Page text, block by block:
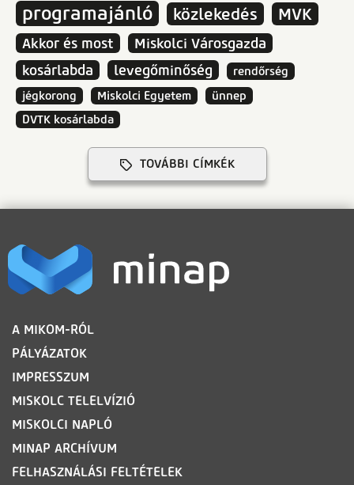
programajánló
közlekedés MVK
Akkor és most
Miskolci Városgazda
kosárlabda
levegőminőség
rendőrség
jégkorong
Miskolci Egyetem
ünnep
DVTK kosárlabda
TOVÁBBI CÍMKÉK
LÁBLÉC
A MIKOM-RÓL
PÁLYÁZATOK
IMPRESSZUM
MISKOLC TELELVÍZIÓ
MISKOLCI NAPLÓ
MINAP ARCHÍVUM
FELHASZNÁLÁSI FELTÉTELEK